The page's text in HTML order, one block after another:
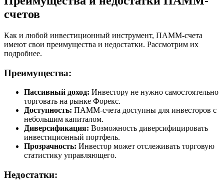
счетов
Как и любой инвестиционный инструмент, ПАММ-счета
имеют свои преимущества и недостатки. Рассмотрим их
подробнее.
Преимущества:
Пассивный доход: Инвестору не нужно самостоятельно
торговать на рынке Форекс.
Доступность: ПАММ-счета доступны для инвесторов с
небольшим капиталом.
Диверсификация: Возможность диверсифицировать
инвестиционный портфель.
Прозрачность: Инвестор может отслеживать торговую
статистику управляющего.
Недостатки: